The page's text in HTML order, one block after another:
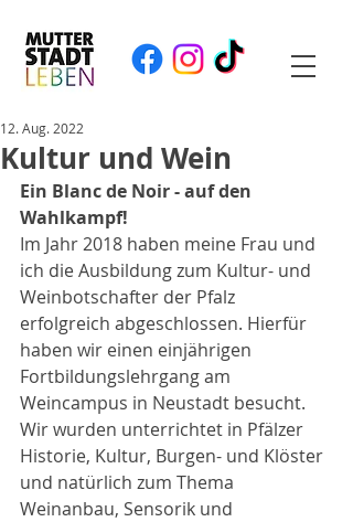
Kultur und Wein
12. Aug. 2022
Ein Blanc de Noir - auf den
Wahlkampf!
Im Jahr 2018 haben meine Frau und
ich die Ausbildung zum Kultur- und
Weinbotschafter der Pfalz
erfolgreich abgeschlossen. Hierfür
haben wir einen einjährigen
Fortbildungslehrgang am
Weincampus in Neustadt besucht.
Wir wurden unterrichtet in Pfälzer
Historie, Kultur, Burgen- und Klöster
und natürlich zum Thema
Weinanbau, Sensorik und